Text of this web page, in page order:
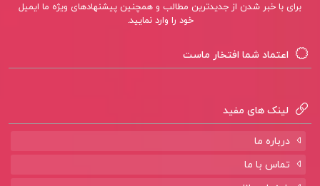
برای با خبر شدن از جدیدترین مطالب و همچنین پیشنهادهای ویژه ما ایمیل
خود را وارد نمایید.
اعتماد شما افتخار ماست
لینک های مفید
درباره ما
تماس با ما